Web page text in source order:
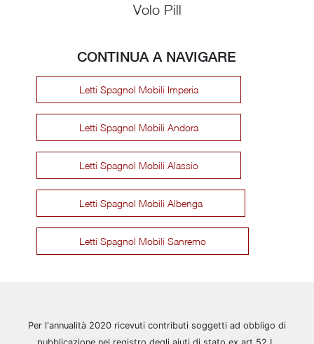
Volo Pill
CONTINUA A NAVIGARE
Letti Spagnol Mobili Imperia
Letti Spagnol Mobili Andora
Letti Spagnol Mobili Alassio
Letti Spagnol Mobili Albenga
Letti Spagnol Mobili Sanremo
Per l'annualità 2020 ricevuti contributi soggetti ad obbligo di